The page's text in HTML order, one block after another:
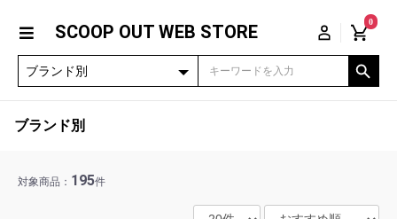
SCOOP OUT WEB STORE
0
ブランド別
対象商品： 195件